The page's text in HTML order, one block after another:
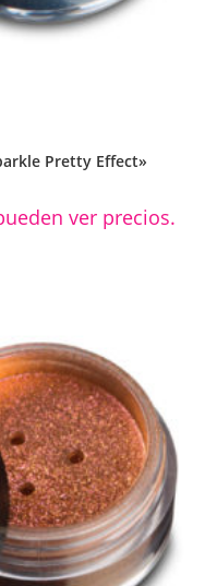
Pretty Effect»
ver precios.